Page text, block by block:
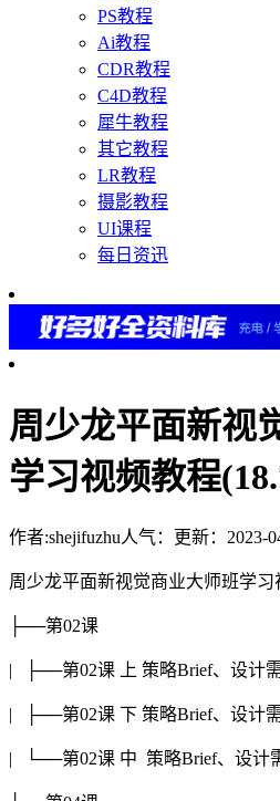
PS教程
Ai教程
CDR教程
C4D教程
犀牛教程
其它教程
LR教程
摄影教程
UI课程
每日资迅
周少龙平面新视
学习视频教程
作者:shejifuzhu人气： 更新：2023-
周少龙平面新视觉商业大师班学习
├──第02课
| ├──第02课 上 策略Brief、设计
| ├──第02课 下 策略Brief、设计
| └──第02课 中 策略Brief、设计